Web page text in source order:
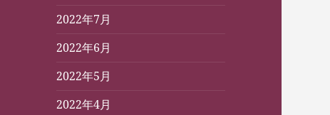
2022年7月
2022年6月
2022年5月
2022年4月